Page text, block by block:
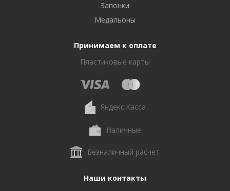
Запонки
Медальоны
Принимаем к оплате
Пластиковые карты
Яндекс.Касса
Наличные
Безналичный расчет
Наши контакты